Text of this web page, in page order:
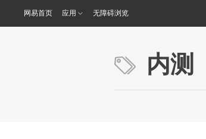
网易首页 应用 无障碍浏览
内测